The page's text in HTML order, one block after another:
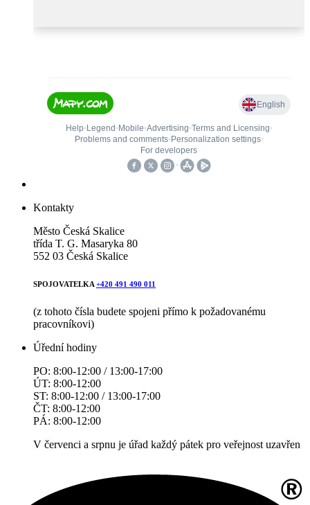
Kontakty
Město Česká Skalice
třída T. G. Masaryka 80
552 03 Česká Skalice
SPOJOVATELKA +420 491 490 011
(z tohoto čísla budete spojeni přímo k požadovanému
pracovníkovi)
Úřední hodiny
PO: 8:00-12:00 / 13:00-17:00
ÚT: 8:00-12:00
ST: 8:00-12:00 / 13:00-17:00
ČT: 8:00-12:00
PÁ: 8:00-12:00
V červenci a srpnu je úřad každý pátek pro veřejnost uzavřen